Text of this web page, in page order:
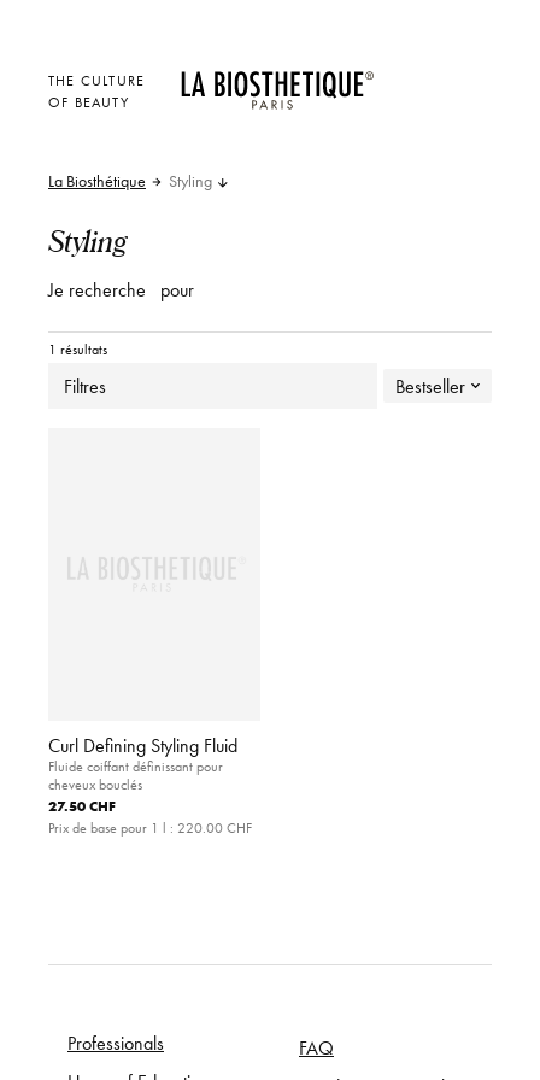
THE CULTURE
OF BEAUTY
La Biosthétique Styling
Styling
Je recherche pour
1 résultats
Filtres Bestseller
Curl Defining Styling Fluid
Fluide coiffant définissant pour
cheveux bouclés
27.50 CHF
Prix de base pour 1 l : 220.00 CHF
Professionals
FAQ